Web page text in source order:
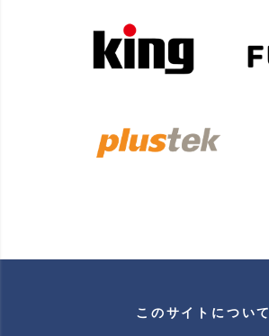
このサイトについて